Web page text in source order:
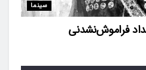
سینما
فراموش‌نشدنی